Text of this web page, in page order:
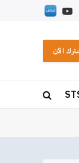
يوتيوب
RSS
الآن